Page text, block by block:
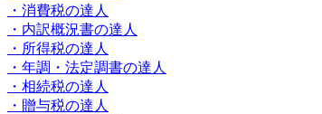
・消費税の達人
・内訳概況書の達人
・所得税の達人
・年調・法定調書の達人
・相続税の達人
・贈与税の達人